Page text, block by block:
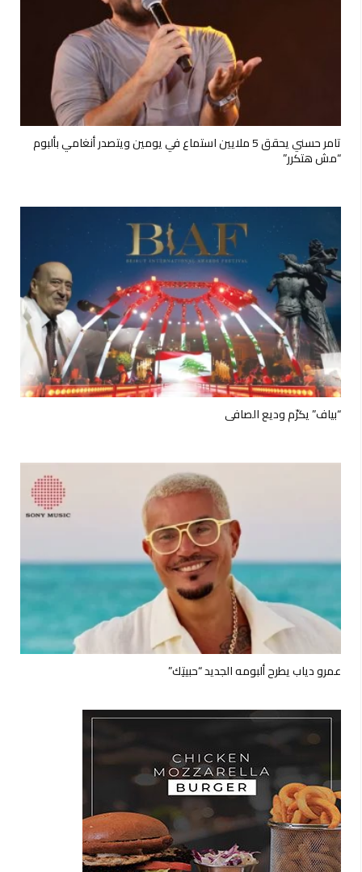
تامر حسني يحقق 5 ملايين استماع في يومين ويتصدر أنغامي بألبوم
“مش هتكرر”
“بياف” يكرّم وديع الصافي
عمرو دياب يطرح ألبومه الجديد “حبيتِك”